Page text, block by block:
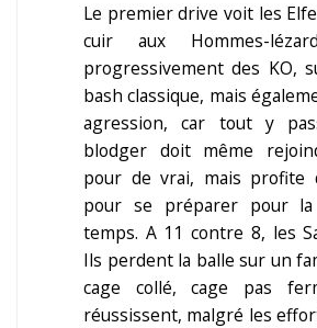
Le premier drive voit les
cuir aux Hommes-
progressivement des KO,
bash classique, mais
agression, car tout y
blodger doit même
pour de vrai, mais profite
pour se préparer pour la
temps. A 11 contre 8, les
Ils perdent la balle sur un
cage collé, cage pas
réussissent, malgré les